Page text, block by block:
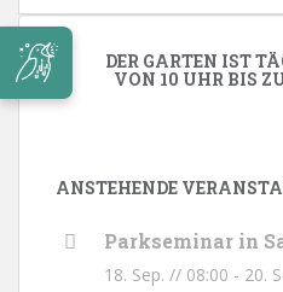
DER GARTEN IST
VON 10 UHR BIS
ANSTEHENDE
Parkseminar in
18. Sep. // 08:00 - 20.